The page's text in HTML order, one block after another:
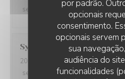
por padrão.
opcionais
consentimento.
opcionais servem
sua
audiência do
funcionalidades
service
ambience /5
Sylvie
2026-07-12
- 12:30 - guests 2
service
/5 ambience:5/5 menu: